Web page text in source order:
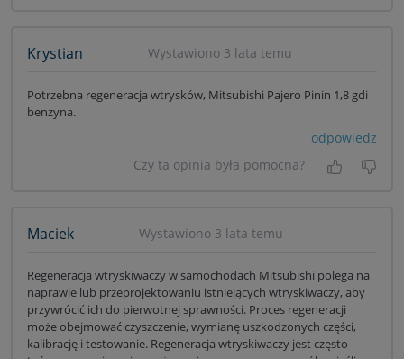
Krystian Wystawiono 3 lata temu
Potrzebna regeneracja wtrysków, Mitsubishi Pajero Pinin 1,8 gdi
benzyna.
odpowiedz
Czy ta opinia była pomocna?
Tak, była
Nie
Maciek Wystawiono 3 lata temu
Regeneracja wtryskiwaczy w samochodach Mitsubishi polega na
naprawie lub przeprojektowaniu istniejących wtryskiwaczy, aby
przywrócić ich do pierwotnej sprawności. Proces regeneracji
może obejmować czyszczenie, wymianę uszkodzonych części,
kalibrację i testowanie. Regeneracja wtryskiwaczy jest często